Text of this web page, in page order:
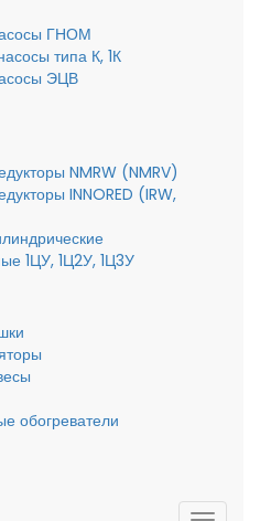
ГНОМ
типа К, 1К
ЭЦВ
NMRW (NMRV)
INNORED (IRW,
1ЦУ, 1Ц2У, 1Ц3У
обогреватели